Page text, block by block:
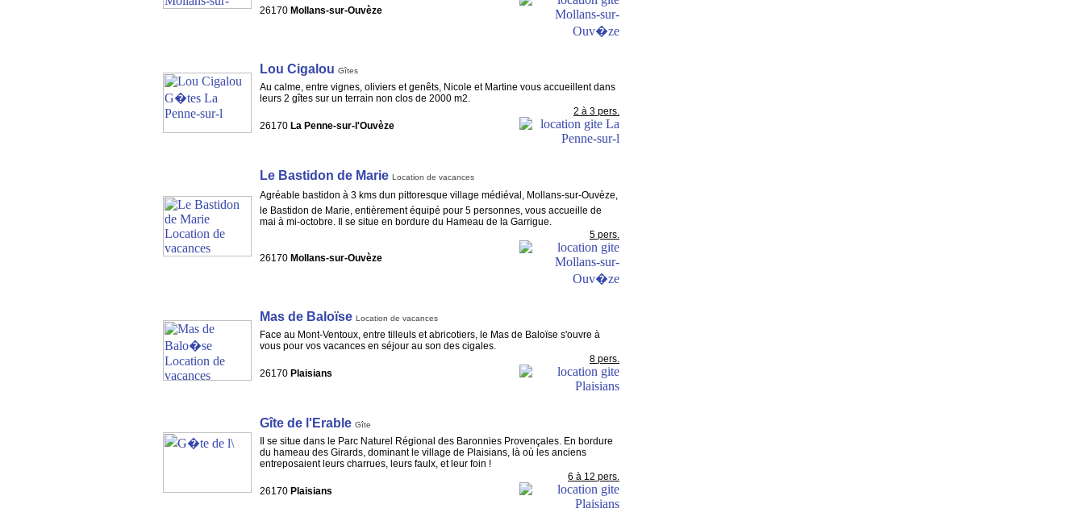
26170 Mollans-sur-Ouvèze
Lou Cigalou Gîtes
Au calme, entre vignes, oliviers et genêts, Nicole et Martine vous accueillent dans
leurs 2 gîtes sur un terrain non clos de 2000 m2.
26170 La Penne-sur-l'Ouvèze
2 à 3 pers.
Le Bastidon de Marie Location de vacances
Agréable bastidon à 3 kms dun pittoresque village médiéval, Mollans-sur-Ouvèze,
le Bastidon de Marie, entièrement équipé pour 5 personnes, vous accueille de
mai à mi-octobre. Il se situe en bordure du Hameau de la Garrigue.
26170 Mollans-sur-Ouvèze
5 pers.
Mas de Baloïse Location de vacances
Face au Mont-Ventoux, entre tilleuls et abricotiers, le Mas de Baloïse s'ouvre à
vous pour vos vacances en séjour au son des cigales.
26170 Plaisians
8 pers.
Gîte de l'Erable Gîte
Il se situe dans le Parc Naturel Régional des Baronnies Provençales. En bordure
du hameau des Girards, dominant le village de Plaisians, là où les anciens
entreposaient leurs charrues, leurs faulx, et leur foin !
26170 Plaisians
6 à 12 pers.